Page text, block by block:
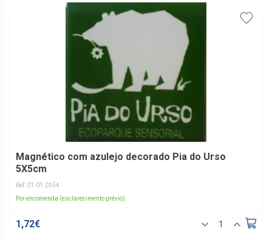
Magnético com azulejo decorado Pia do Urso
5X5cm
Ref: 01.01.0154
Por encomenda (esclarecimento prévio)
1,72€